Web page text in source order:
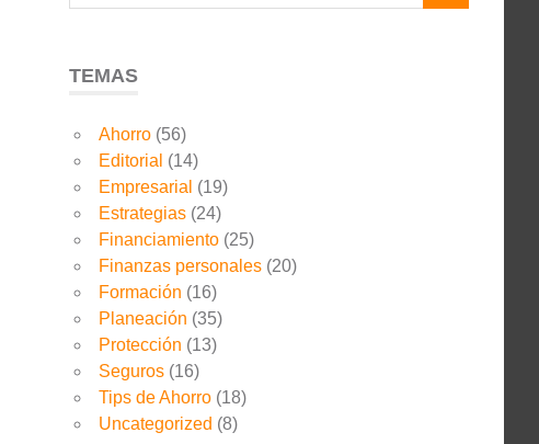
TEMAS
Ahorro (56)
Editorial (14)
Empresarial (19)
Estrategias (24)
Financiamiento (25)
Finanzas personales (20)
Formación (16)
Planeación (35)
Protección (13)
Seguros (16)
Tips de Ahorro (18)
Uncategorized (8)